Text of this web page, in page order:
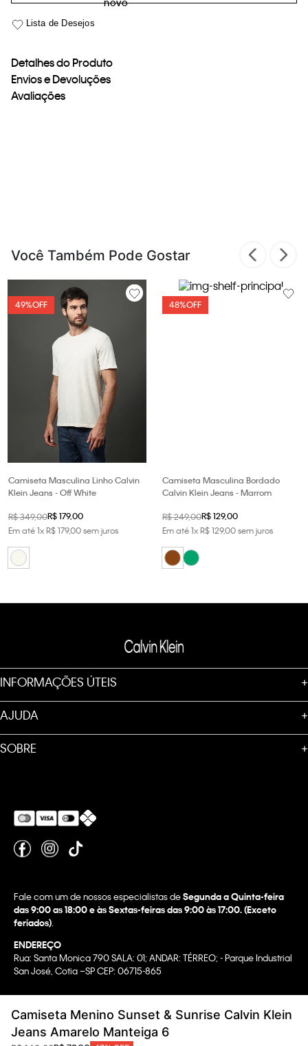
Detalhes do Produto
Envios e Devoluções
Avaliações
Camiseta Menino Sunset & Sunrise Calvin Klein
Jeans Amarelo Manteiga 6
Você Também Pode Gostar
49%OFF
Camiseta Masculina Linho Calvin
Klein Jeans - Off White
R$349,00R$179,00
Em até1xR$179,00sem juros
48%OFF
Camiseta Masculina Bordado
Calvin Klein Jeans - Marrom
R$249,00R$129,00
Em até1xR$129,00sem juros
INFORMAÇÕES ÚTEIS +
AJUDA +
SOBRE +
Fale com um de nossos especialistas deSegunda a Quinta-feira
das 9:00 as 18:00 e às Sextas-feiras das 9:00 às 17:00. (Exceto
feriados)
ENDEREÇO
Rua: Santa Monica 790 SALA: 01; ANDAR: TÉRREO; - Parque Industrial
San José, Cotia –SP CEP: 06715-865
WBR INDUSTRIA E COMERCIO DE VESTUARIO LTDA.
CNPJ 07.296.319/0058-90